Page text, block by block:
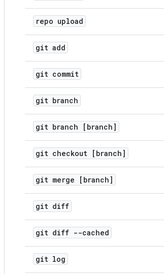
repo upload
git add
git commit
git branch
git branch [branch]
git checkout [branch]
git merge [branch]
git diff
git diff --cached
git log